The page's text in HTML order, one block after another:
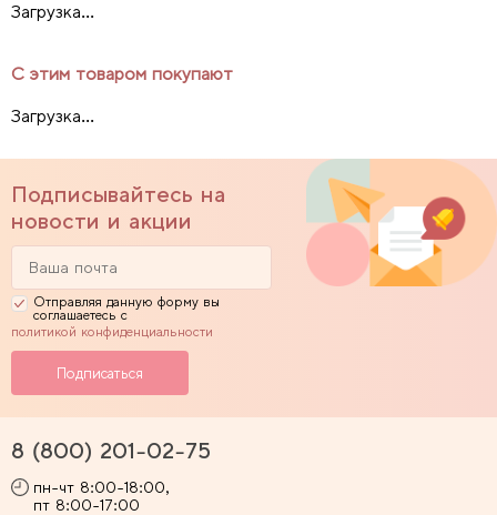
Загрузка...
С этим товаром покупают
Загрузка...
Подписывайтесь на
новости и акции
Отправляя данную форму вы
соглашаетесь с
политикой конфиденциальности
8 (800) 201-02-75
пн-чт 8:00-18:00,
пт 8:00-17:00